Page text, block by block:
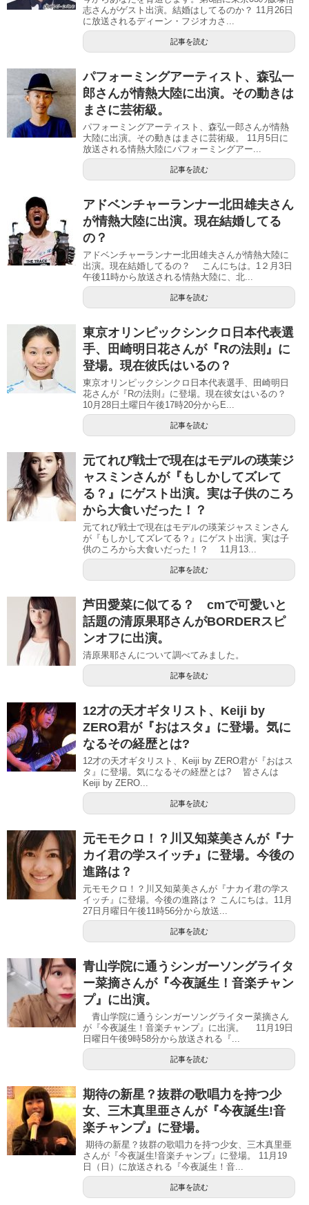
志さんがゲスト出演。結婚はしてるのか？ 11月26日
に放送されるディーン・フジオカさ...
記事を読む
パフォーミングアーティスト、森弘一
郎さんが情熱大陸に出演。その動きは
まさに芸術級。
パフォーミングアーティスト、森弘一郎さんが情熱
大陸に出演。その動きはまさに芸術級。 11月5日に
放送される情熱大陸にパフォーミングアー...
記事を読む
アドベンチャーランナー北田雄夫さん
が情熱大陸に出演。現在結婚してる
の？
アドベンチャーランナー北田雄夫さんが情熱大陸に
出演。現在結婚してるの？ こんにちは。1２月3日
午後11時から放送される情熱大陸に、北...
記事を読む
東京オリンピックシンクロ日本代表選
手、田崎明日花さんが『Rの法則』に
登場。現在彼氏はいるの？
東京オリンピックシンクロ日本代表選手、田崎明日
花さんが『Rの法則』に登場。現在彼女はいるの？
10月28日土曜日午後17時20分からE...
記事を読む
元てれび戦士で現在はモデルの瑛茉ジ
ャスミンさんが『もしかしてズレて
る？』にゲスト出演。実は子供のころ
から大食いだった！？
元てれび戦士で現在はモデルの瑛茉ジャスミンさん
が『もしかしてズレてる？』にゲスト出演。実は子
供のころから大食いだった！？ 11月13...
記事を読む
芦田愛菜に似てる？ cmで可愛いと
話題の清原果耶さんがBORDERスピ
ンオフに出演。
清原果耶さんについて調べてみました。
記事を読む
12才の天才ギタリスト、Keiji by
ZERO君が『おはスタ』に登場。気に
なるその経歴とは?
12才の天才ギタリスト、Keiji by ZERO君が『おはス
タ』に登場。気になるその経歴とは? 皆さんは
Keiji by ZERO...
記事を読む
元モモクロ！？川又知菜美さんが『ナ
カイ君の学スイッチ』に登場。今後の
進路は？
元モモクロ！？川又知菜美さんが『ナカイ君の学ス
イッチ』に登場。今後の進路は？ こんにちは。11月
27日月曜日午後11時56分から放送...
記事を読む
青山学院に通うシンガーソングライタ
ー菜摘さんが『今夜誕生！音楽チャン
プ』に出演。
青山学院に通うシンガーソングライター菜摘さん
が『今夜誕生！音楽チャンプ』に出演。 11月19日
日曜日午後9時58分から放送される『...
記事を読む
期待の新星？抜群の歌唱力を持つ少
女、三木真里亜さんが『今夜誕生!音
楽チャンプ』に登場。
期待の新星？抜群の歌唱力を持つ少女、三木真里亜
さんが『今夜誕生!音楽チャンプ』に登場。 11月19
日（日）に放送される『今夜誕生！音...
記事を読む